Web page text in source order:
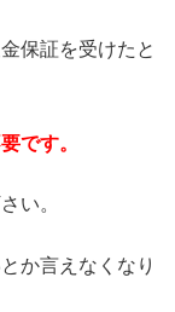
保証を受けたと
です。
い。
か言えなくなり